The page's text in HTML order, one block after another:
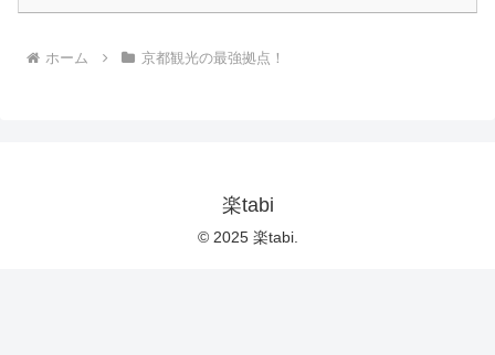
ホーム 京都観光の最強拠点！
楽tabi
© 2025 楽tabi.